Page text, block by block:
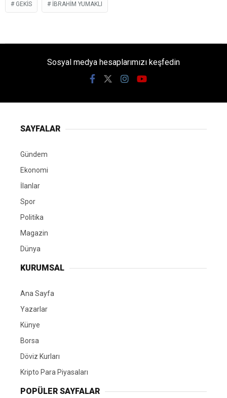
GEKİS IBRAHIM YUMAKLI
Sosyal medya hesaplarımızı keşfedin
SAYFALAR
Gündem
Ekonomi
İlanlar
Spor
Politika
Magazin
Dünya
KURUMSAL
Ana Sayfa
Yazarlar
Künye
Borsa
Döviz Kurları
Kripto Para Piyasaları
POPÜLER SAYFALAR